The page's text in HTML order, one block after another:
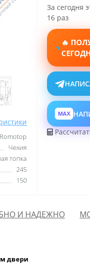
Romotop
Чехия
топка
245
150
За сегодня
16 раз
🔥
MAX
И НАДЕЖНО
двери